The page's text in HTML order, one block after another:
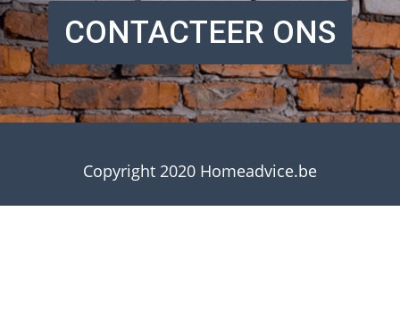
CONTACTEER ONS
Copyright 2020 Homeadvice.be